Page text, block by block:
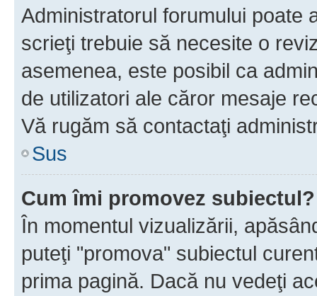
Administratorul forumului poate
scrieţi trebuie să necesite o
asemenea, este posibil ca
de utilizatori ale căror mesaje
Vă rugăm să contactaţi
Sus
Cum îmi promovez subiectul?
În momentul vizualizării,
puteţi "promova" subiectul
prima pagină. Dacă nu vedeţi